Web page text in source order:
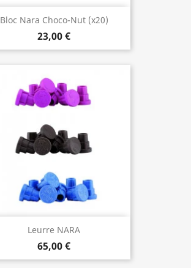
Bloc Nara Choco-Nut (x20)
23,00 €
Leurre NARA
65,00 €